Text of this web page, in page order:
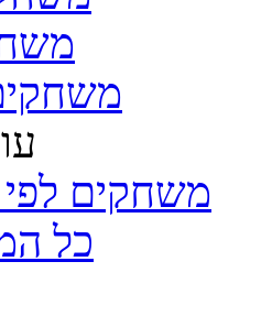
משחקים לפי
כל